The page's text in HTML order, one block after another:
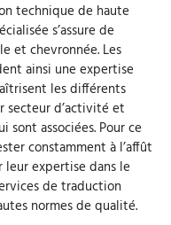
technique de haute
s’assure de
et chevronnée. Les
ainsi une expertise
les différents
secteur d’activité et
associées. Pour ce
constamment à l’affût
expertise dans le
de traduction
normes de qualité.